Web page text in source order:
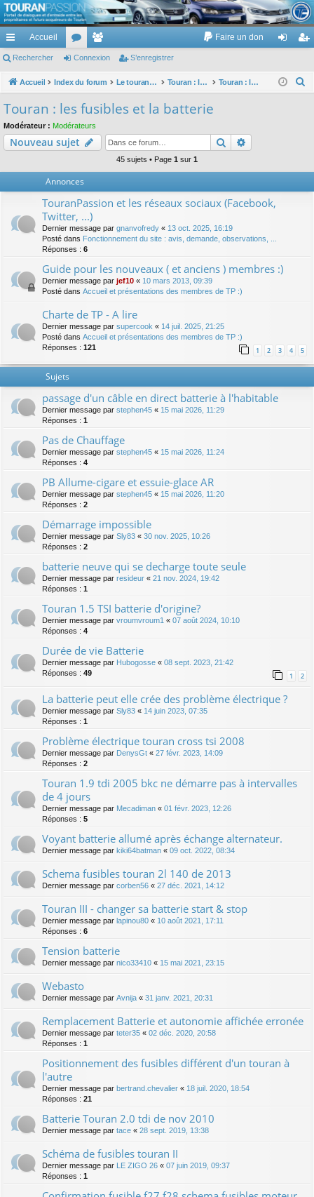
TouranPassion
Le forum des propriétaires ou futurs acquéreurs du Volkswagen Touran
cc
ès
pi
de
Accueil
or
u
e
m
Faire un don
ne nr
Rechercher Connexion S’enregistrer
Accueil Index du forum Le touran dans ses versions I (V1 V2 V3) et II ... Touran : les équipements électriques et électroniques Touran : les fusibles et la batterie
c
Touran : les fusibles et la batterie
Modérateur : Modérateurs
Nouveau sujet Rechercher
45 sujets • Page 1 sur 1
Annonces
TouranPassion et les réseaux sociaux (Facebook,
Twitter, ...)
Dernier message par gnanvofredy « 13 oct. 2025, 16:19
Posté dans Fonctionnement du site : avis, demande, observations, ...
Réponses : 6
Guide pour les nouveaux ( et anciens ) membres :)
Dernier message par jef10 « 10 mars 2013, 09:39
Posté dans Accueil et présentations des membres de TP :)
Charte de TP - A lire
Dernier message par supercook « 14 juil. 2025, 21:25
Posté dans Accueil et présentations des membres de TP :)
Réponses : 121 1 2 3 4 5
Sujets
passage d'un câble en direct batterie à l'habitable
Dernier message par stephen45 « 15 mai 2026, 11:29
Réponses : 1
Pas de Chauffage
Dernier message par stephen45 « 15 mai 2026, 11:24
Réponses : 4
PB Allume-cigare et essuie-glace AR
Dernier message par stephen45 « 15 mai 2026, 11:20
Réponses : 2
Démarrage impossible
Dernier message par Sly83 « 30 nov. 2025, 10:26
Réponses : 2
batterie neuve qui se decharge toute seule
Dernier message par resideur « 21 nov. 2024, 19:42
Réponses : 1
Touran 1.5 TSI batterie d'origine?
Dernier message par vroumvroum1 « 07 août 2024, 10:10
Réponses : 4
Durée de vie Batterie
Dernier message par Hubogosse « 08 sept. 2023, 21:42
Réponses : 49 1 2
La batterie peut elle crée des problème électrique ?
Dernier message par Sly83 « 14 juin 2023, 07:35
Réponses : 1
Problème électrique touran cross tsi 2008
Dernier message par DenysGt « 27 févr. 2023, 14:09
Réponses : 2
Touran 1.9 tdi 2005 bkc ne démarre pas à intervalles
de 4 jours
Dernier message par Mecadiman « 01 févr. 2023, 12:26
Réponses : 5
Voyant batterie allumé après échange alternateur.
Dernier message par kiki64batman « 09 oct. 2022, 08:34
Schema fusibles touran 2l 140 de 2013
Dernier message par corben56 « 27 déc. 2021, 14:12
Touran III - changer sa batterie start & stop
Dernier message par lapinou80 « 10 août 2021, 17:11
Réponses : 6
Tension batterie
Dernier message par nico33410 « 15 mai 2021, 23:15
Webasto
Dernier message par Avnija « 31 janv. 2021, 20:31
Remplacement Batterie et autonomie affichée erronée
Dernier message par teter35 « 02 déc. 2020, 20:58
Réponses : 1
Positionnement des fusibles différent d'un touran à
l'autre
Dernier message par bertrand.chevalier « 18 juil. 2020, 18:54
Réponses : 21
Batterie Touran 2.0 tdi de nov 2010
Dernier message par tace « 28 sept. 2019, 13:38
Schéma de fusibles touran II
Dernier message par LE ZIGO 26 « 07 juin 2019, 09:37
Réponses : 1